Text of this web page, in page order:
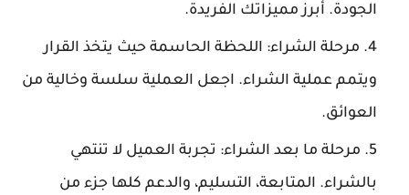
الجودة. أبرز مميزاتك الفريدة.
مرحلة الشراء: اللحظة الحاسمة حيث يتخذ القرار
ويتمم عملية الشراء. اجعل العملية سلسة وخالية من
العوائق.
مرحلة ما بعد الشراء: تجربة العميل لا تنتهي
بالشراء. المتابعة، التسليم، والدعم كلها جزء من